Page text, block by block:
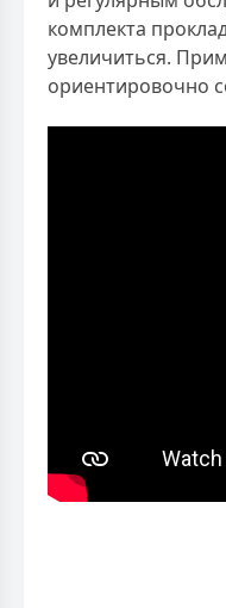
комплекта
увеличиться.
ориентировочно